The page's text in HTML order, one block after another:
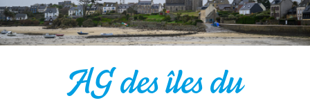
AG des îles du